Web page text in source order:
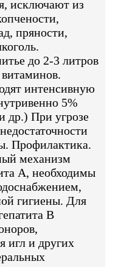
исключают из
пряности,
до 2-3 литров
интенсивную
5%
др.) При угрозе
Профилактика.
механизм
А, необходимы
гигиены. Для
В
игл и других